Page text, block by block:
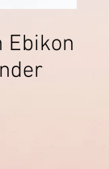
Ebikon